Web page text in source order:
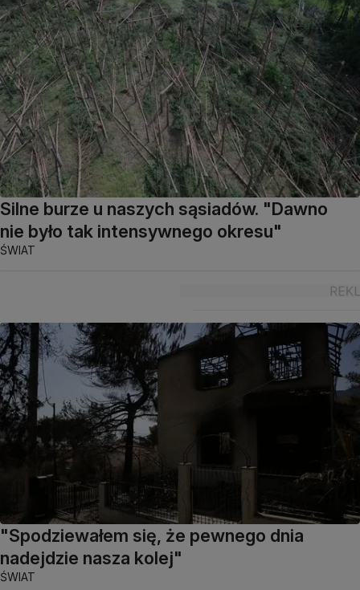
Silne burze u naszych sąsiadów. "Dawno
nie było tak intensywnego okresu"
ŚWIAT
"Spodziewałem się, że pewnego dnia
nadejdzie nasza kolej"
ŚWIAT